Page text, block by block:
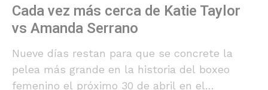
Cada vez más cerca de Katie Taylor
vs Amanda Serrano
Nueve días restan para que se concrete la
pelea más grande en la historia del boxeo
femenino el próximo 30 de abril en el